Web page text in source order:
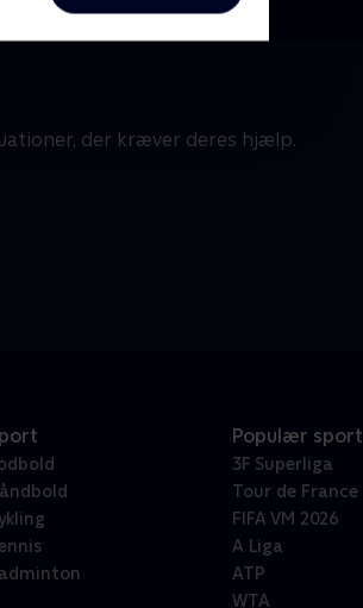
der kræver deres hjælp.
Populær sport
3F Superliga
Tour de France
FIFA VM 2026
A Liga
ATP
WTA